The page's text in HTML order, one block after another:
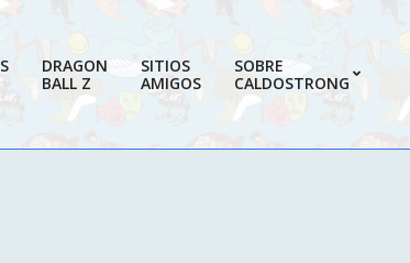
DRAGON
BALL Z
SITIOS
AMIGOS
SOBRE
CALDOSTRONG